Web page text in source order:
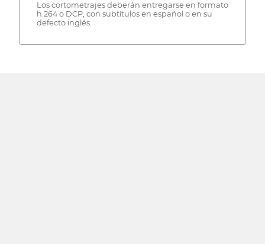
Los cortometrajes deberán entregarse en formato
h.264 o DCP, con subtítulos en español o en su
defecto inglés.